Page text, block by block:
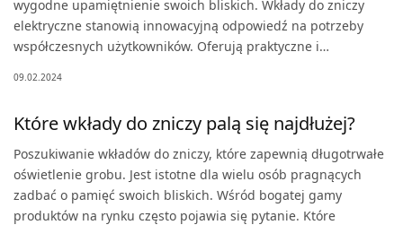
wygodne upamiętnienie swoich bliskich. Wkłady do zniczy
elektryczne stanowią innowacyjną odpowiedź na potrzeby
współczesnych użytkowników. Oferują praktyczne i…
09.02.2024
Które wkłady do zniczy palą się najdłużej?
Poszukiwanie wkładów do zniczy, które zapewnią długotrwałe
oświetlenie grobu. Jest istotne dla wielu osób pragnących
zadbać o pamięć swoich bliskich. Wśród bogatej gamy
produktów na rynku często pojawia się pytanie. Które